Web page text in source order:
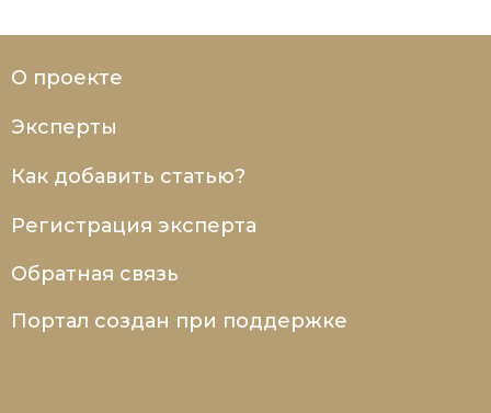
О проекте
Эксперты
Как добавить статью?
Регистрация эксперта
Обратная связь
Портал создан при поддержке